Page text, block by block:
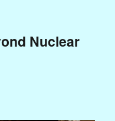
Nuclear